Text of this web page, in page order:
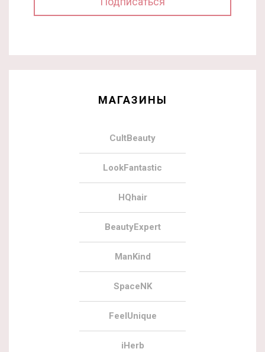
МАГАЗИНЫ
CultBeauty
LookFantastic
HQhair
BeautyExpert
ManKind
SpaceNK
FeelUnique
iHerb